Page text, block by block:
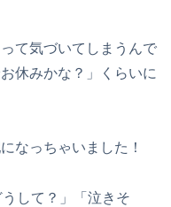
て気づいてしまうんで
休みかな？」くらいに
なっちゃいました！
して？」「泣きそ